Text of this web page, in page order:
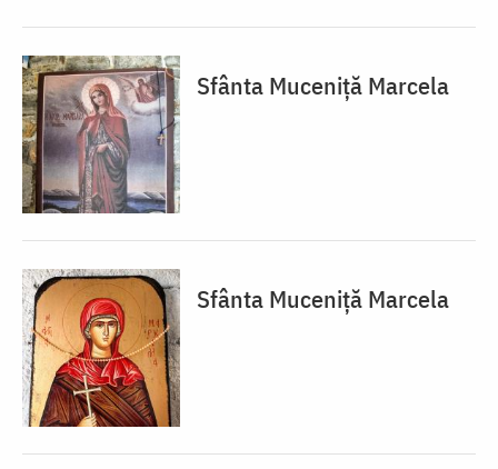
Sfânta Muceniță Marcela
Sfânta Muceniță Marcela